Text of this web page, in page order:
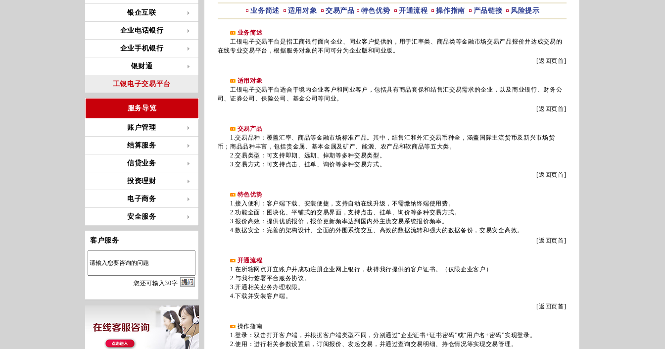
银企互联
企业电话银行
企业手机银行
银财通
工银电子交易平台
服务导览
账户管理
结算服务
信贷业务
投资理财
电子商务
安全服务
客户服务
您还可输入30字
业务简述 适用对象 交易产品 特色优势 开通流程 操作指南 产品链接 风险提示
业务简述
工银电子交易平台是指工商银行面向企业、同业客户提供的，用于汇率类、商品类等金融市场交易产品报价并达成交易的
在线专业交易平台，根据服务对象的不同可分为企业版和同业版。
[返回页首]
适用对象
工银电子交易平台适合于境内企业客户和同业客户，包括具有商品套保和结售汇交易需求的企业，以及商业银行、财务公
司、证券公司、保险公司、基金公司等同业。
[返回页首]
交易产品
1.交易品种：覆盖汇率、商品等金融市场标准产品。其中，结售汇和外汇交易币种全，涵盖国际主流货币及新兴市场货
币；商品品种丰富，包括贵金属、基本金属及矿产、能源、农产品和软商品等五大类。
2.交易类型：可支持即期、远期、掉期等多种交易类型。
3.交易方式：可支持点击、挂单、询价等多种交易方式。
[返回页首]
特色优势
1.接入便利：客户端下载、安装便捷，支持自动在线升级，不需缴纳终端使用费。
2.功能全面：图块化、平铺式的交易界面，支持点击、挂单、询价等多种交易方式。
3.报价高效：提供优质报价，报价更新频率达到国内外主流交易系统报价频率。
4.数据安全：完善的架构设计、全面的外围系统交互、高效的数据流转和强大的数据备份，交易安全高效。
[返回页首]
开通流程
1.在所辖网点开立账户并成功注册企业网上银行，获得我行提供的客户证书。（仅限企业客户）
2.与我行签署平台服务协议。
3.开通相关业务办理权限。
4.下载并安装客户端。
[返回页首]
操作指南
1.登录：双击打开客户端，并根据客户端类型不同，分别通过“企业证书+证书密码”或“用户名+密码”实现登录。
2.使用：进行相关参数设置后，订阅报价、发起交易，并通过查询交易明细、持仓情况等实现交易管理。